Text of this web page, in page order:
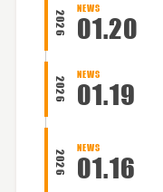
2026
NEWS
01.20
2026
NEWS
01.19
2026
NEWS
01.16